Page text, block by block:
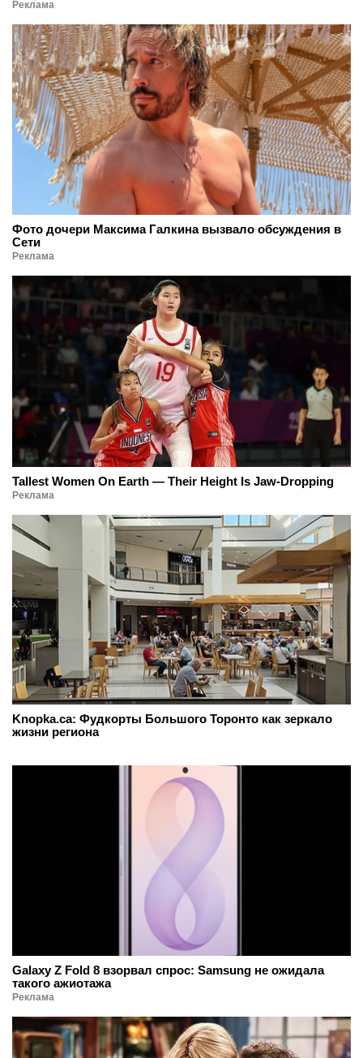
Реклама
Фото дочери Максима Галкина вызвало обсуждения в
Сети
Реклама
Tallest Women On Earth — Their Height Is Jaw-Dropping
Реклама
Knopka.ca: Фудкорты Большого Торонто как зеркало
жизни региона
Galaxy Z Fold 8 взорвал спрос: Samsung не ожидала
такого ажиотажа
Реклама